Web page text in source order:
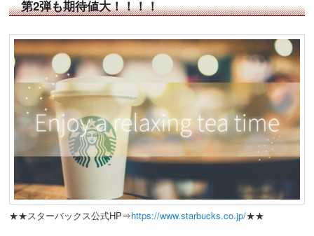
第2弾も期待値大！！！！
★★スターバックス公式HP⇒https://www.starbucks.co.jp/★★